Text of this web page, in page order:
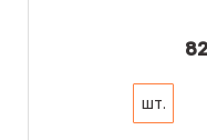
шт.